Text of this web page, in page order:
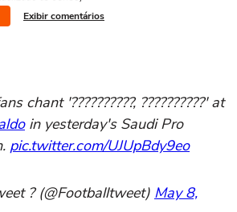
Exibir comentários
chant '??????????, ??????????' at
in yesterday's Saudi Pro
pic.twitter.com/UJUpBdy9eo
? (@Footballtweet) May 8,